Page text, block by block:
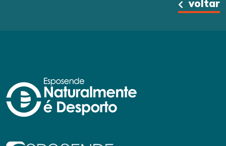
voltar